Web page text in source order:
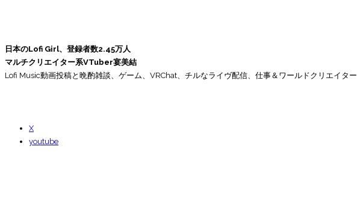
日本のLofi Girl、登録者数2.45万人
マルチクリエイター系VTuber宴美結
Lofi Music動画投稿と晩酌雑談、ゲーム、VRChat、チルなライヴ配信、仕事＆ワールドクリエイター
X
youtube